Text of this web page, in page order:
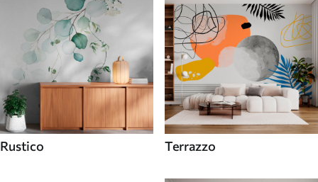
Rustico Terrazzo